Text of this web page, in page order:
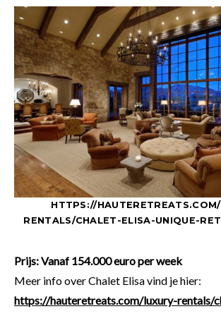
HTTPS://HAUTERETREATS.COM/
RENTALS/CHALET-ELISA-UNIQUE-
Prijs: Vanaf 154.000 euro per week
Meer info over Chalet Elisa vind je hier:
https://hauteretreats.com/luxury-rentals/